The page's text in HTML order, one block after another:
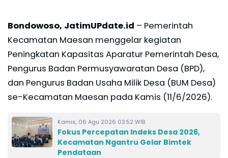
Bondowoso, JatimUPdate.id – Pemerintah
Kecamatan Maesan menggelar kegiatan
Peningkatan Kapasitas Aparatur Pemerintah Desa,
Pengurus Badan Permusyawaratan Desa (BPD),
dan Pengurus Badan Usaha Milik Desa (BUM Desa)
se-Kecamatan Maesan pada Kamis (11/6/2026).
Kamis, 06 Agu 2026 03:52 WIB
Fokus Percepatan Indeks Desa 2026,
Kecamatan Ngantru Gelar Bimtek
Pendataan